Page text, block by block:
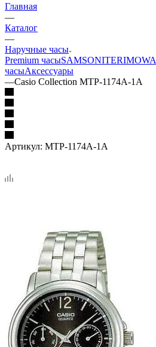
Главная
—
Каталог
—
Наручные часы
Premium часыSAMSONITERIMOWA
часыАксессуары
—Casio Collection MTP-1174A-1A
Артикул: MTP-1174A-1A